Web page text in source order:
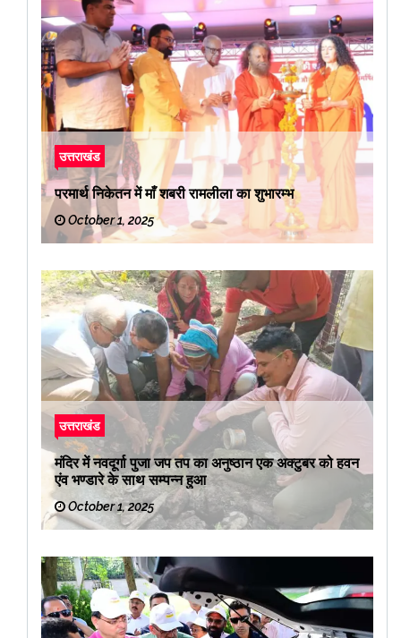
उत्तराखंड
परमार्थ निकेतन में माँ शबरी रामलीला का शुभारम्भ
October 1, 2025
उत्तराखंड
मंदिर में नवदूर्गा पुजा जप तप का अनुष्ठान एक अक्टुबर को हवन
एंव भण्डारे के साथ सम्पन्न हुआ
October 1, 2025